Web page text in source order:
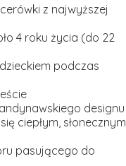
z najwyższej
4 roku życia (do 22
podczas
designu
ciepłym, słonecznym
pasującego do